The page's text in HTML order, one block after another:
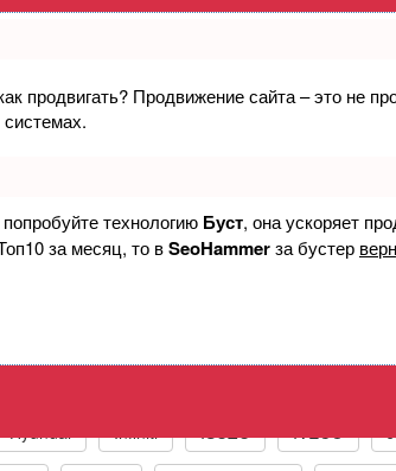
продвигать? Продвижение сайта – это не
технологию Буст, она ускоряет
за месяц, то вSeoHammerза бустер
картерных газов -
Hyundai Infiniti ISUZU IVECO